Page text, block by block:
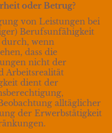
oder Betrug?
von Leistungen bei
Berufsunfähigkeit
wenn
dass die
nicht der
Arbeitsrealität
dient der
alltäglicher
der Erwerbstätigkeit